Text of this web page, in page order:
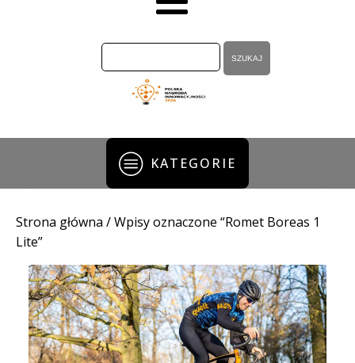
KATEGORIE
Strona główna / Wpisy oznaczone “Romet Boreas 1
Lite”